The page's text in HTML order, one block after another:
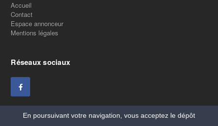
Accueil
Contact
Espace annonceur
Mentions légales
Réseaux sociaux
En poursuivant votre navigation, vous acceptez le dépôt